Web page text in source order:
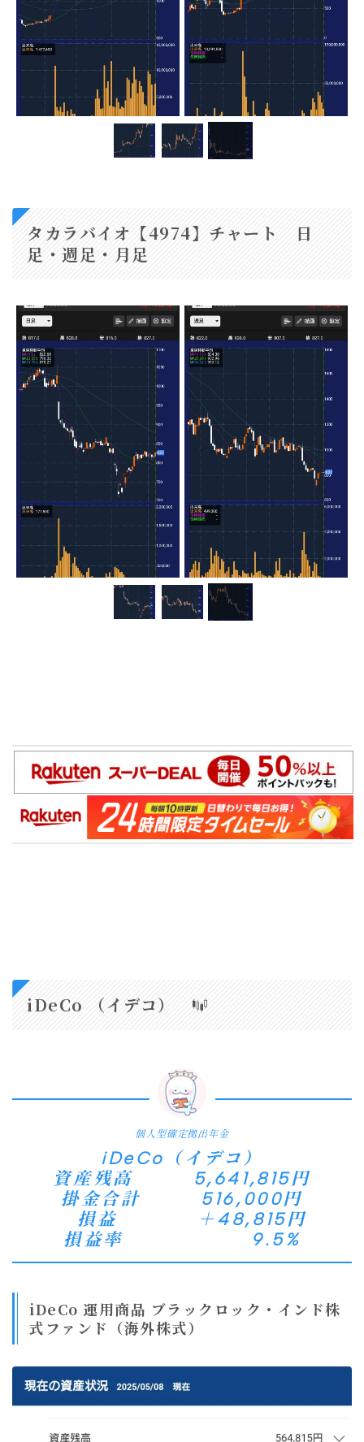
タカラバイオ【4974】チャート 日
足・週足・月足
iDeCo （イデコ）
個人型確定拠出年金
iDeCo（イデコ）
資産残高 5,641,815円
掛金合計 516,000円
損益 ＋48,815円
損益率 9.5%
iDeCo 運用商品 ブラックロック・インド株
式ファンド（海外株式）